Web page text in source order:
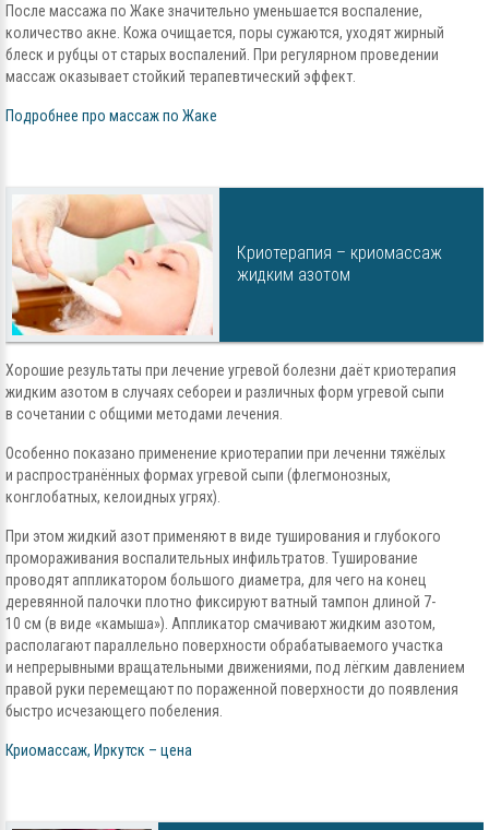
После массажа по Жаке значительно уменьшается воспаление,
количество акне. Кожа очищается, поры сужаются, уходят жирный
блеск и рубцы от старых воспалений. При регулярном проведении
массаж оказывает стойкий терапевтический эффект.
Подробнее про массаж по Жаке
Криотерапия – криомассаж
жидким азотом
Хорошие результаты при лечение угревой болезни даёт криотерапия
жидким азотом в случаях себореи и различных форм угревой сыпи
в сочетании с общими методами лечения.
Особенно показано применение криотерапии при леченни тяжёлых
и распространённых формах угревой сыпи (флегмонозных,
конглобатных, келоидных угрях).
При этом жидкий азот применяют в виде туширования и глубокого
промораживания воспалительных инфильтратов. Туширование
проводят аппликатором большого диаметра, для чего на конец
деревянной палочки плотно фиксируют ватный тампон длиной 7-
10 см (в виде «камыша»). Аппликатор смачивают жидким азотом,
располагают параллельно поверхности обрабатываемого участка
и непрерывными вращательными движениями, под лёгким давлением
правой руки перемещают по пораженной поверхности до появления
быстро исчезающего побеления.
Криомассаж, Иркутск – цена